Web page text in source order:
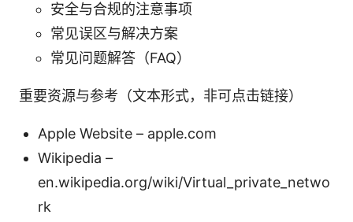
安全与合规的注意事项
常见误区与解决方案
常见问题解答（FAQ）
重要资源与参考（文本形式，非可点击链接）
Apple Website – apple.com
Wikipedia –
en.wikipedia.org/wiki/Virtual_private_netwo
rk